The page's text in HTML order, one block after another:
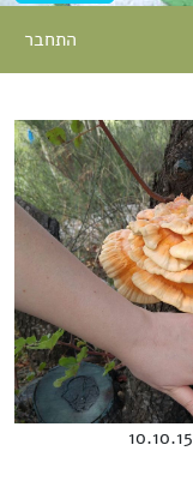
התחבר